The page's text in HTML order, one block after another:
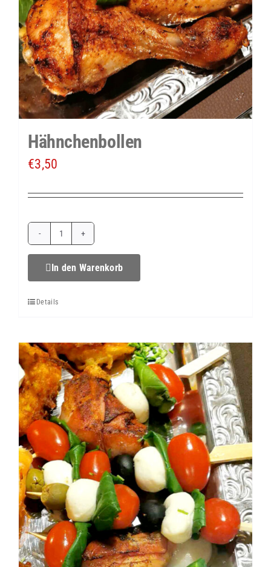
Hähnchenbollen
€3,50
Hähnchenbollen
Menge
In den Warenkorb
Details